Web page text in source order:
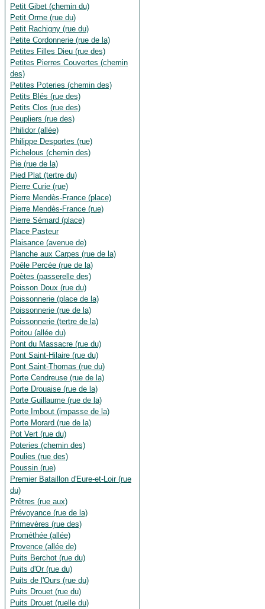
Petit Gibet (chemin du)
Petit Orme (rue du)
Petit Rachigny (rue du)
Petite Cordonnerie (rue de la)
Petites Filles Dieu (rue des)
Petites Pierres Couvertes (chemin
des)
Petites Poteries (chemin des)
Petits Blés (rue des)
Petits Clos (rue des)
Peupliers (rue des)
Philidor (allée)
Philippe Desportes (rue)
Pichelous (chemin des)
Pie (rue de la)
Pied Plat (tertre du)
Pierre Curie (rue)
Pierre Mendès-France (place)
Pierre Mendès-France (rue)
Pierre Sémard (place)
Place Pasteur
Plaisance (avenue de)
Planche aux Carpes (rue de la)
Poêle Percée (rue de la)
Poètes (passerelle des)
Poisson Doux (rue du)
Poissonnerie (place de la)
Poissonnerie (rue de la)
Poissonnerie (tertre de la)
Poitou (allée du)
Pont du Massacre (rue du)
Pont Saint-Hilaire (rue du)
Pont Saint-Thomas (rue du)
Porte Cendreuse (rue de la)
Porte Drouaise (rue de la)
Porte Guillaume (rue de la)
Porte Imbout (impasse de la)
Porte Morard (rue de la)
Pot Vert (rue du)
Poteries (chemin des)
Poulies (rue des)
Poussin (rue)
Premier Bataillon d'Eure-et-Loir (rue
du)
Prêtres (rue aux)
Prévoyance (rue de la)
Primevères (rue des)
Prométhée (allée)
Provence (allée de)
Puits Berchot (rue du)
Puits d'Or (rue du)
Puits de l'Ours (rue du)
Puits Drouet (rue du)
Puits Drouet (ruelle du)